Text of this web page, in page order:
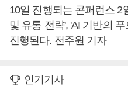
10일 진행되는 콘퍼런스 2
및 유통 전략', 'AI 기반의
진행된다. 전주원 기자
인기기사